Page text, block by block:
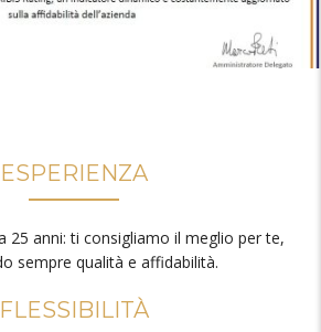
ESPERIENZA
25 anni: ti consigliamo il meglio per te,
sempre qualità e affidabilità.
FLESSIBILITÀ